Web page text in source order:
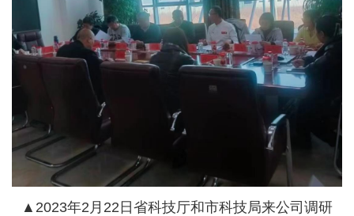
▲2023年2月22日省科技厅和市科技局来公司调研